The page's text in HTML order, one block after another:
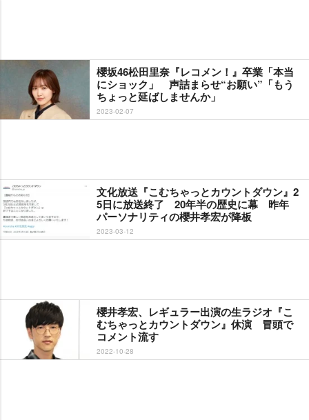
櫻坂46松田里奈『レコメン！』卒業「本当
にショック」 声詰まらせ“お願い”「もう
ちょっと延ばしませんか」
2023-02-07
文化放送『こむちゃっとカウントダウン』2
5日に放送終了 20年半の歴史に幕 昨年
パーソナリティの櫻井孝宏が降板
2023-03-12
櫻井孝宏、レギュラー出演の生ラジオ『こ
むちゃっとカウントダウン』休演 冒頭で
コメント流す
2022-10-28